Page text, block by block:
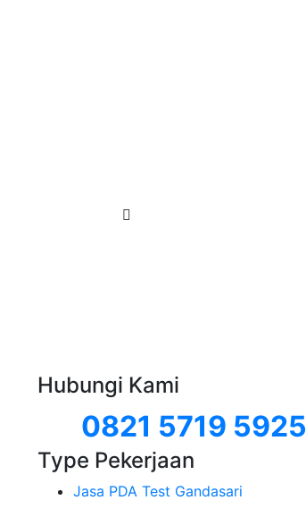
Hubungi Kami
0821 5719 5925
Type Pekerjaan
Jasa PDA Test Gandasari